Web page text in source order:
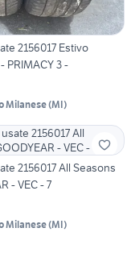
2156017 Estivo
PRIMACY 3 -
Milanese(MI)
2156017 All Seasons
- VEC - 7
Milanese(MI)